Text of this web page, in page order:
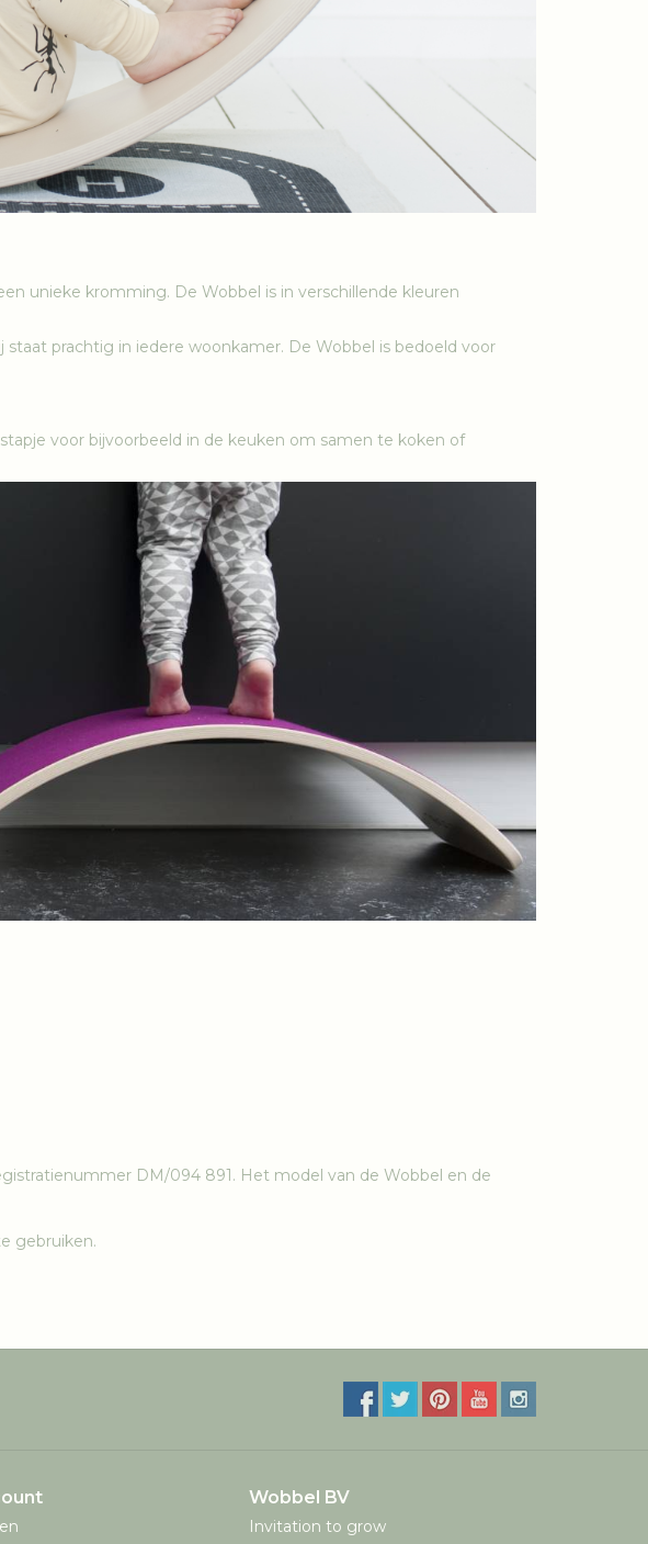
unieke kromming. De Wobbel is in verschillende kleuren
prachtig in iedere woonkamer. De Wobbel is bedoeld voor
voor bijvoorbeeld in de keuken om samen te koken of
DM/094 891. Het model van de Wobbel en de
gebruiken.
Wobbel BV
Invitation to grow